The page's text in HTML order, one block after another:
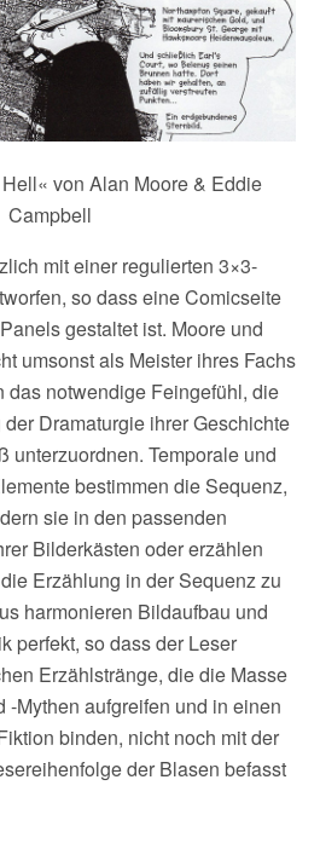
von Alan Moore & Eddie
Campbell
mit einer regulierten 3×3-
so dass eine Comicseite
gestaltet ist. Moore und
umsonst als Meister ihres Fachs
das notwendige Feingefühl, die
Dramaturgie ihrer Geschichte
unterzuordnen. Temporale und
bestimmen die Sequenz,
sie in den passenden
Bilderkästen oder erzählen
Erzählung in der Sequenz zu
harmonieren Bildaufbau und
perfekt, so dass der Leser
Erzählstränge, die die Masse
-Mythen aufgreifen und in einen
binden, nicht noch mit der
der Blasen befasst